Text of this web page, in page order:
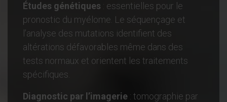
Études génétiques : essentielles pour le
pronostic du myélome. Le séquençage et
l’analyse des mutations identifient des
altérations défavorables même dans des
tests normaux et orientent les traitements
spécifiques.
Diagnostic par l’imagerie : tomographie par